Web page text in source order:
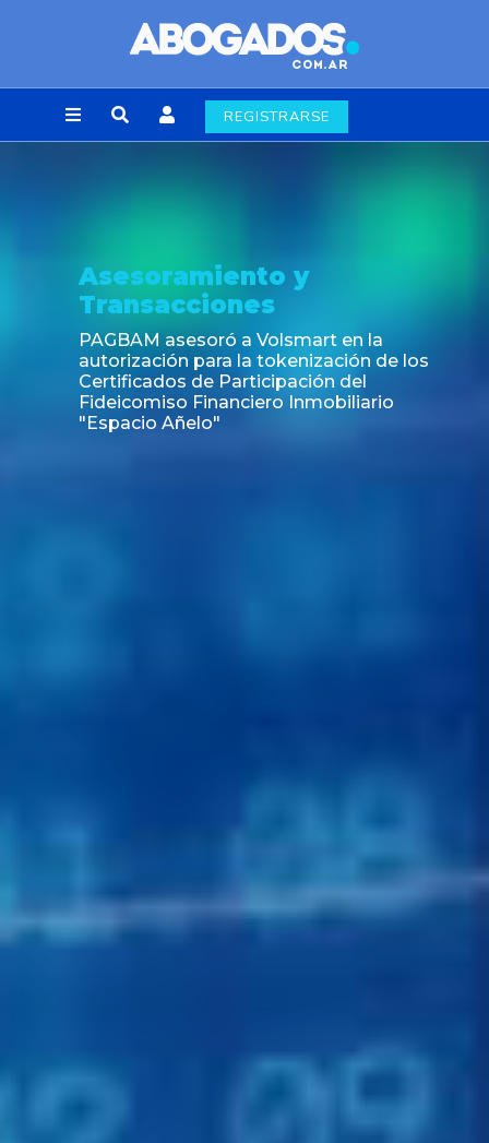
REGISTRARSE
Asesoramiento y
Transacciones
PAGBAM asesoró a Volsmart en la
autorización para la tokenización de los
Certificados de Participación del
Fideicomiso Financiero Inmobiliario
"Espacio Añelo"